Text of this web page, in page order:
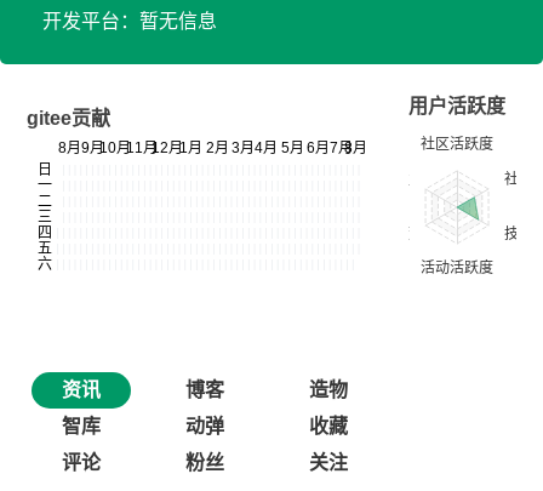
开发平台：暂无信息
gitee贡献
用户活跃度
资讯 博客
造物
智库
动弹
收藏
评论
粉丝 关注